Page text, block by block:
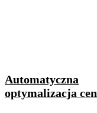
Automatyczna
optymalizacja cen